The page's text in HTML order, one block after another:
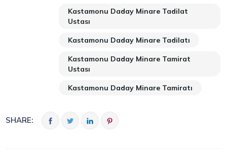
Kastamonu Daday Minare Tadilat
Ustası
Kastamonu Daday Minare Tadilatı
Kastamonu Daday Minare Tamirat
Ustası
Kastamonu Daday Minare Tamiratı
SHARE: